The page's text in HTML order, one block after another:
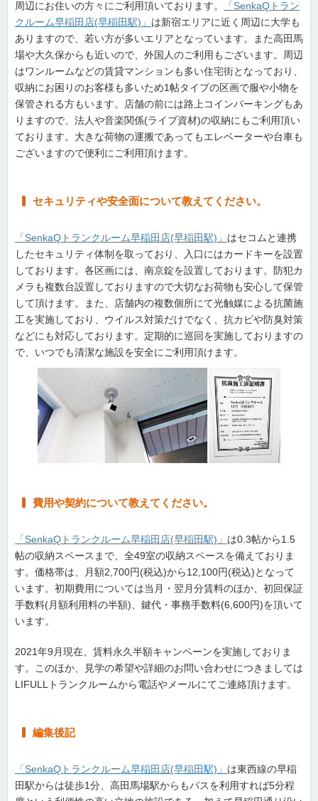
周辺にお住いの方々にご利用頂いております。
「SenkaQトラン
クルーム早稲田店(早稲田駅)」 は新宿エリアに近く周辺に大学も
ありますので、若い方が多いエリアとなっています。また高田馬
場や大久保からも近いので、外国人のご利用もございます。周辺
はワンルームなどの賃貸マンションも多い住宅街となっており、
収納にお困りのお客様も多いため1帖タイプの区画で服や小物を
保管される方もいます。店舗の前には路上コインパーキングもあ
りますので、法人や音楽関係(ライブ資材)の収納にもご利用頂い
ております。大きな荷物の運搬であってもエレベーターや台車も
ございますので便利にご利用頂けます。
セキュリティや安全面について教えてください。
「SenkaQトランクルーム早稲田店(早稲田駅)」 はセコムと連携
したセキュリティ体制を取っており、入口にはカードキーを設置
しております。各区画には、南京錠を設置しております。防犯カ
メラも複数台設置しておりますので大切なお荷物も安心して保管
して頂けます。また、店舗内の複数個所にて光触媒による抗菌施
工を実施しており、ウイルス対策だけでなく、抗カビや防臭対策
などにも対応しております。定期的に巡回を実施しておりますの
で、いつでも清潔な施設を安全にご利用頂けます。
費用や契約について教えてください。
「SenkaQトランクルーム早稲田店(早稲田駅)」 は0.3帖から1.5
帖の収納スペースまで、全49室の収納スペースを備えておりま
す。価格帯は、月額2,700円(税込)から12,100円(税込)となって
います。初期費用については当月・翌月分賃料のほか、初回保証
手数料(月額利用料の半額)、鍵代・事務手数料(6,600円)を頂いて
います。
2021年9月現在、賃料永久半額キャンペーンを実施しておりま
す。このほか、見学の希望や詳細のお問い合わせにつきましては
LIFULLトランクルームから電話やメールにてご連絡頂けます。
編集後記
「SenkaQトランクルーム早稲田店(早稲田駅)」 は東西線の早稲
田駅からは徒歩1分、高田馬場駅からもバスを利用すれば5分程